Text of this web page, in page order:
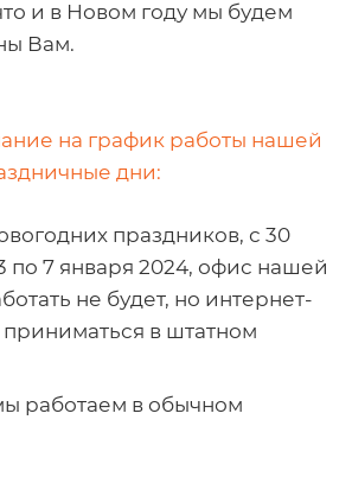
и в Новом году мы будем
Вам.
на график работы нашей
дни:
праздников, с 30
по 7 января 2024, офис нашей
не будет, но интернет-
приниматься в штатном
работаем в обычном